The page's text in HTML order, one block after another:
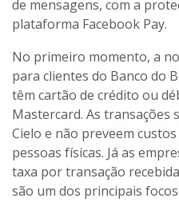
de mensagens, com a
plataforma Facebook Pay.
No primeiro momento, a
para clientes do Banco do
têm cartão de crédito ou
Mastercard. As transações
Cielo e não preveem
pessoas físicas. Já as
taxa por transação
são um dos principais